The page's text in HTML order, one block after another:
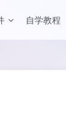
自学教程